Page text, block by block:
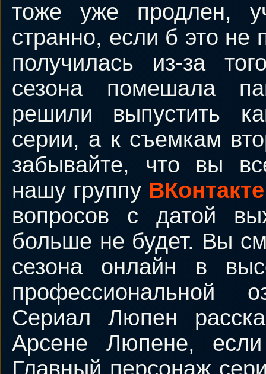
тоже уже продлен,
странно, если б это не
получилась из-за
сезона помешала
решили выпустить
серии, а к съемкам
забывайте, что вы
нашу группу ВКонтакте
вопросов с датой
больше не будет. Вы
сезона онлайн в
профессиональной
Сериал Люпен
Арсене Люпене,
Главный персонаж